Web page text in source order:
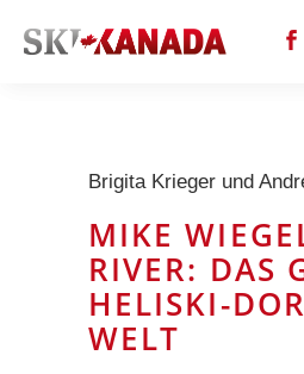
Brigita Krieger und
MIKE
RIVER: DAS
ELISKI-DORF
ELT